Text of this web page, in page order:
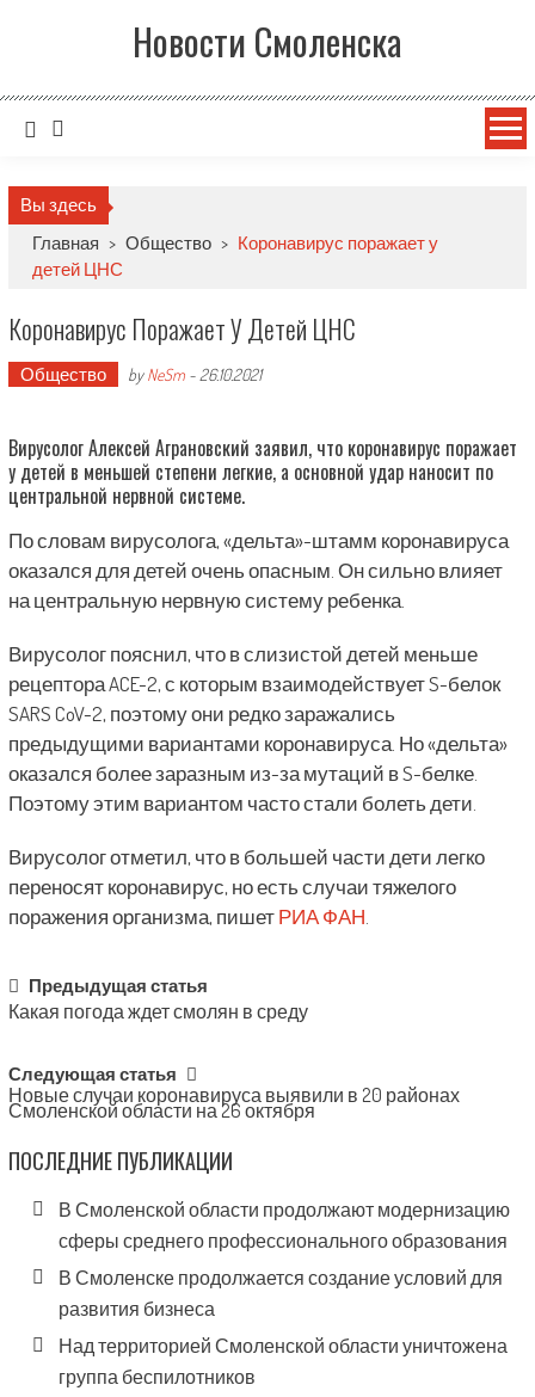
Новости Смоленска
Вы здесь
Главная > Общество > Коронавирус поражает у
детей ЦНС
Коронавирус Поражает У Детей ЦНС
Общество byNeSm- 26.10.2021
Вирусолог Алексей Аграновский заявил, что коронавирус поражает
у детей в меньшей степени легкие, а основной удар наносит по
центральной нервной системе.
По словам вирусолога, «дельта»-штамм коронавируса
оказался для детей очень опасным. Он сильно влияет
на центральную нервную систему ребенка.
Вирусолог пояснил, что в слизистой детей меньше
рецептора ACE-2, с которым взаимодействует S-белок
SARS CoV-2, поэтому они редко заражались
предыдущими вариантами коронавируса. Но «дельта»
оказался более заразным из-за мутаций в S-белке.
Поэтому этим вариантом часто стали болеть дети.
Вирусолог отметил, что в большей части дети легко
переносят коронавирус, но есть случаи тяжелого
поражения организма, пишетРИА ФАН
Post
navigation
Предыдущая статья
Какая погода ждет смолян в среду
Следующая статья
Новые случаи коронавируса выявили в 20 районах
Смоленской области на 26 октября
ПОСЛЕДНИЕ ПУБЛИКАЦИИ
В Смоленской области продолжают модернизацию
сферы среднего профессионального образования
В Смоленске продолжается создание условий для
развития бизнеса
Над территорией Смоленской области уничтожена
группа беспилотников